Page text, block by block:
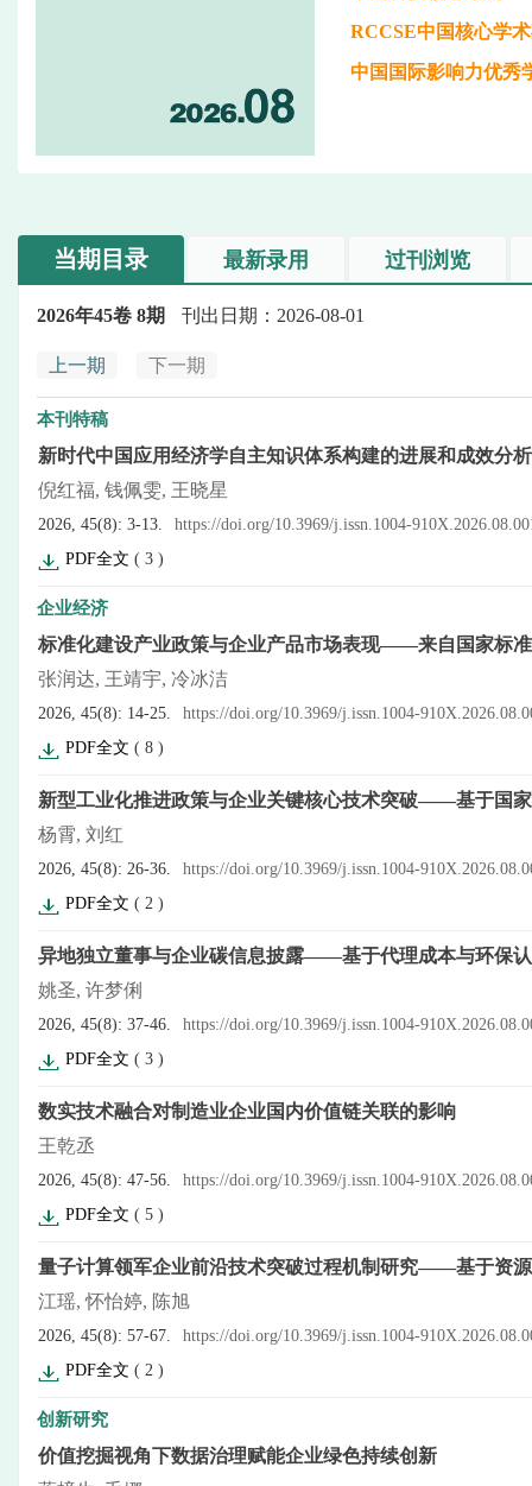
RCCSE中国核心学
中国国际影响力优秀
当期目录 最新录用 过刊浏览
2026年45卷 8期 刊出日期：2026-08-01
上一期 下一期
本刊特稿
新时代中国应用经济学自主知识体系构建的进展和成效分析
倪红福, 钱佩雯, 王晓星
2026, 45(8): 3-13.
https://doi.org/10.3969/j.issn.1004-
PDF全文 ( 3 )
企业经济
标准化建设产业政策与企业产品市场表现——来自国家标
张润达, 王靖宇, 冷冰洁
2026, 45(8): 14-25.
https://doi.org/10.3969/j.issn.1004-
PDF全文 ( 8 )
新型工业化推进政策与企业关键核心技术突破——基于国
杨霄, 刘红
2026, 45(8): 26-36.
https://doi.org/10.3969/j.issn.1004-
PDF全文 ( 2 )
异地独立董事与企业碳信息披露——基于代理成本与环保
姚圣, 许梦俐
2026, 45(8): 37-46.
https://doi.org/10.3969/j.issn.1004-
PDF全文 ( 3 )
数实技术融合对制造业企业国内价值链关联的影响
王乾丞
2026, 45(8): 47-56.
https://doi.org/10.3969/j.issn.1004-
PDF全文 ( 5 )
量子计算领军企业前沿技术突破过程机制研究——基于资
江瑶, 怀怡婷, 陈旭
2026, 45(8): 57-67.
https://doi.org/10.3969/j.issn.1004-
PDF全文 ( 2 )
创新研究
价值挖掘视角下数据治理赋能企业绿色持续创新